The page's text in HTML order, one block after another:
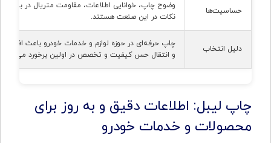
حساسیت‌ها
وضوح چاپ، خوانایی اطلاعات، مقاومت متریال در برابر
نکات در این صنعت هستند.
دلیل انتخاب
چاپ حرفه‌ای در حوزه لوازم و خدمات خودرو باعث افزایش
و انتقال حس کیفیت و تخصص در اولین برخورد می‌شود.
چاپ لیبل: اطلاعات دقیق و به‌ روز برای
محصولات و خدمات خودرو